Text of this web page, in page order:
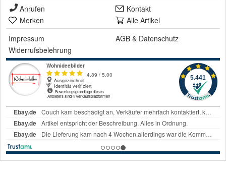
Anrufen
Kontakt
Merken
Alle Artikel
Impressum
AGB & Datenschutz
Widerrufsbelehrung